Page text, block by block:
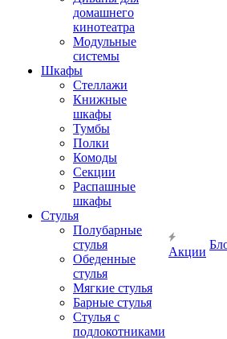
домашнего
кинотеатра
Модульные
системы
Шкафы
Стеллажи
Книжные
шкафы
Тумбы
Полки
Комоды
Секции
Распашные
шкафы
Стулья
Полубарные
стулья
Обеденные
стулья
Мягкие стулья
Барные стулья
Стулья с
подлокотниками
Акции